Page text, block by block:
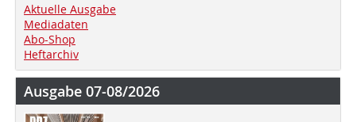
Aktuelle Ausgabe
Mediadaten
Abo-Shop
Heftarchiv
Ausgabe 07-08/2026